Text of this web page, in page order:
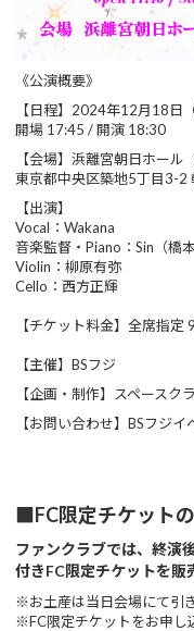
《公演概要》
【日程】2024年12月18日（
開場 17:45 / 開演 18:30
【会場】浜離宮朝日ホール
東京都中央区築地5丁目3-2
【出演】
Vocal：Wakana
音楽監督・Piano：Sin（橋本
Violin：柳原有弥
Cello：西方正輝
【チケット料金】全席指
【主催】BSフジ
【企画・制作】スペースク
【お問い合わせ】BSフジ
■FC限定チケット
ファンクラブでは、終演
付きFC限定チケットを販
※お土産は当日会場にて引
※FC限定チケットをお申し